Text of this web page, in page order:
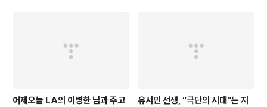
어제오늘 LA의 이병한 님과 주고
유시민 선생, “극단의 시대”는 지